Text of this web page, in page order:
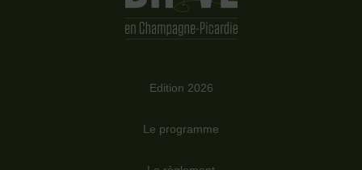
Edition 2026
Le programme